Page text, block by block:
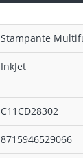
Stampante
InkJet
C11CD28302
8715946529066